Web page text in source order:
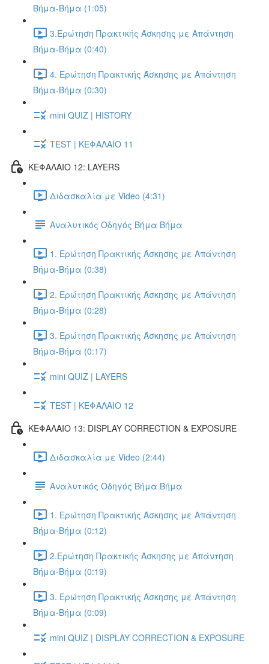
Βήμα-Βήμα (1:05)
3.Ερώτηση Πρακτικής Άσκησης με Απάντηση
Βήμα-Βήμα (0:40)
4. Ερώτηση Πρακτικής Άσκησης με Απάντηση
Βήμα-Βήμα (0:30)
mini QUIZ | HISTORY
TEST | ΚΕΦΑΛΑΙΟ 11
ΚΕΦΑΛΑΙΟ 12: LAYERS
Διδασκαλία με Video (4:31)
Αναλυτικός Οδηγός Βήμα Βήμα
1. Ερώτηση Πρακτικής Άσκησης με Απάντηση
Βήμα-Βήμα (0:38)
2. Ερώτηση Πρακτικής Άσκησης με Απάντηση
Βήμα-Βήμα (0:28)
3. Ερώτηση Πρακτικής Άσκησης με Απάντηση
Βήμα-Βήμα (0:17)
mini QUIZ | LAYERS
TEST | ΚΕΦΑΛΑΙΟ 12
ΚΕΦΑΛΑΙΟ 13: DISPLAY CORRECTION & EXPOSURE
Διδασκαλία με Video (2:44)
Αναλυτικός Οδηγός Βήμα Βήμα
1. Ερώτηση Πρακτικής Άσκησης με Απάντηση
Βήμα-Βήμα (0:12)
2.Ερώτηση Πρακτικής Άσκησης με Απάντηση
Βήμα-Βήμα (0:19)
3. Ερώτηση Πρακτικής Άσκησης με Απάντηση
Βήμα-Βήμα (0:09)
mini QUIZ | DISPLAY CORRECTION & EXPOSURE